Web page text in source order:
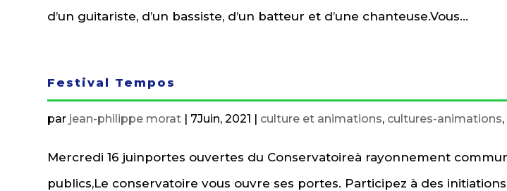
d’un guitariste, d’un bassiste, d’un batteur et d’une chanteuse.Vous...
Festival Tempos
par jean-philippe morat | 7Juin, 2021 | culture et animations, cultures-animations,
Mercredi 16 juinportes ouvertes du Conservatoireà rayonnement
publics,Le conservatoire vous ouvre ses portes. Participez à des